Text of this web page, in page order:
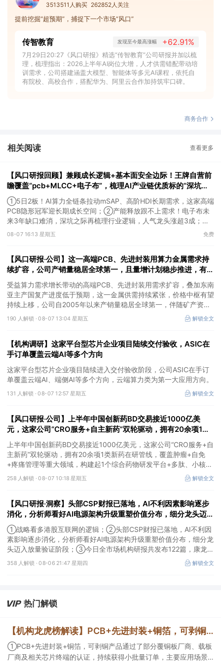
3513511人购买 262852人关注
提前挖掘“超预期”，捕捉下一个市场“风口”
传智教育 发现至今最高涨幅 +62.91%
7月29日20:27《风口研报》精选“传智教育”公司研报并加以梳
理，梳理指出：2026上半年AI岗位大增，人才供需错配带动培
训需求，公司搭建涵盖大模型、智能体等多元AI课程，依托自
有院校、高校合作，搭配华为、阿里云合作加持筑牢口碑。
商务合作
相关阅读 查看更多
【风口研报回顾】兼顾成长逻辑+基本面安全边际！王牌自营前
瞻覆盖“pcb+MLCC+电子布”，梳理AI产业链优质标的“深坑起
跳”
①5日2板！AI算力全链条拉动mSAP、高阶HDI长期需求，这家高端
PCB隐形冠军迎长期成长空间；②产能释放跟不上需求！电子布未
来3年缺口难消，深坑之际再梳理行业逻辑，人气龙头涨超3成；
③AI服务器、机器人带动MLCC景气周期持续！这家公司扩产、涨
08-07 16:13 星期五 免费
【风口研报·公司】这一高端PCB、先进封装用算力金属需求持
续扩容，公司产销量稳居全球第一，且量增计划稳步推进，有望
充分受益价格上行
受益算力需求增长带动的高端PCB、先进封装用需求扩容，叠加东南
亚主产国复产进度低于预期，这一金属供需持续紧张，价格中枢有望
持续上移，公司自2005年以来产销量稳居全球第一，伴随矿产资源
产量增长与冶炼产能整合并举，公司市占率有望进一步提升，同时有
望充分受益金属价格上行。
190 人解锁 ·08-07 13:04 星期五 解锁全文
【机构调研】这家平台型芯片企业项目陆续交付验收，ASIC在
手订单覆盖云端AI等多个方向
这家平台型芯片企业项目陆续进入交付验收阶段，公司ASIC在手订
单覆盖云端AI、端侧AI等多个方向，云端算力类为第一大应用方向。
131 人解锁 ·08-07 12:57 星期五 解锁全文
【风口研报·公司】上半年中国创新药BD交易接近1000亿美
元，这家公司“CRO服务+自主新药”双轮驱动，拥有20余项1类
新药在研管线，覆盖肿瘤+自免+疼痛管理等重大领域
上半年中国创新药BD交易接近1000亿美元，这家公司“CRO服务+自
主新药”双轮驱动，拥有20余项1类新药在研管线，覆盖肿瘤+自免
+疼痛管理等重大领域，构建起1个综合药物研发平台+多肽、小核
酸、CGT、小分子4个创新技术平台，创新转型成果正逐步兑现。
258 人解锁 ·08-07 10:18 星期五 解锁全文
【风口研报·洞察】头部CSP财报已落地，AI不利因素影响逐步
消化，分析师看好AI电源架构升级重塑价值分布，细分龙头迈入
放量验证阶段；战略看多港股互联网的逻辑
①战略看多港股互联网的逻辑；②头部CSP财报已落地，AI不利因
素影响逐步消化，分析师看好AI电源架构升级重塑价值分布，细分龙
头迈入放量验证阶段；③今日全市场机构研报共发布122篇，康龙化
成、江淮汽车评级得到上调，9家公司获得首度覆盖，其中乔锋智能
获新财富分析师深度覆盖；④在个股机构关注度排行中，华峰化学
358 人解锁 ·08-06 21:47 星期四 解锁全文
热门解锁
【机构龙虎榜解读】PCB+先进封装+铜箔，可剥铜产品通过了部分覆铜板厂商、载板厂商及相关芯片终端的认证，持续获得小批量订单，主要应用场景包括芯片封装光模块用PCB，机构大额净买入这家公司
①PCB+先进封装+铜箔，可剥铜产品通过了部分覆铜板厂商、载板
厂商及相关芯片终端的认证，持续获得小批量订单，主要应用场景